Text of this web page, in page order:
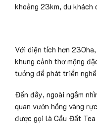
khoảng 23km, du
Với diện tích hơn
khung cảnh thơ mộng
tưởng để phát triển
Đến đây, ngoài ngắm
quan vườn hồng vàng
được gọi là Cầu Đất